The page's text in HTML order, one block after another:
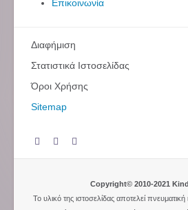
Επικοινωνία
Διαφήμιση
Στατιστικά Ιστοσελίδας
Όροι Χρήσης
Sitemap
Copyright© 2010-2021
Το υλικό της ιστοσελίδας αποτελεί πνευματική